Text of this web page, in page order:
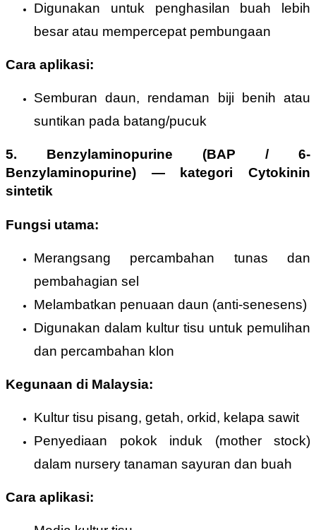
Digunakan untuk penghasilan buah lebih
besar atau mempercepat pembungaan
Cara aplikasi:
Semburan daun, rendaman biji benih atau
suntikan pada batang/pucuk
5. Benzylaminopurine (BAP / 6-
Benzylaminopurine) —kategori Cytokinin
sintetik
Fungsi utama:
Merangsang percambahan tunas dan
pembahagian sel
Melambatkan penuaan daun (anti-senesens)
Digunakan dalam kultur tisu untuk pemulihan
dan percambahan klon
Kegunaan di Malaysia:
Kultur tisu pisang, getah, orkid, kelapa sawit
Penyediaan pokok induk (mother stock)
dalam nursery tanaman sayuran dan buah
Cara aplikasi: